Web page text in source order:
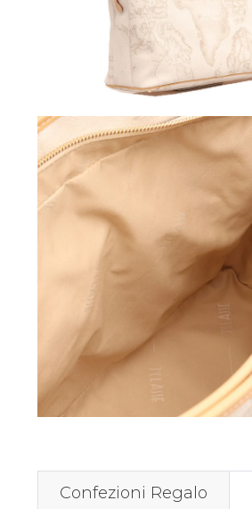
Confezioni Regalo